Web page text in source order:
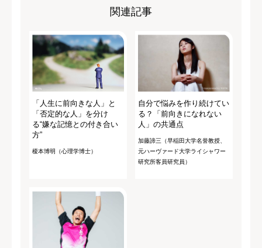
関連記事
「人生に前向きな人」と
「否定的な人」を分け
る“嫌な記憶との付き合い
方”
榎本博明（心理学博士）
自分で悩みを作り続けてい
る？「前向きになれない
人」の共通点
加藤諦三（早稲田大学名誉教授、
元ハーヴァード大学ライシャワー
研究所客員研究員）